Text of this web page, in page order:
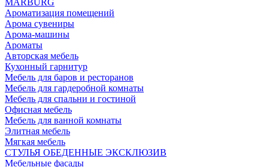
Ароматизация помещений
Арома сувениры
Арома-машины
Ароматы
Авторская мебель
Кухонный гарнитур
Мебель для баров и ресторанов
Мебель для гардеробной комнаты
Мебель для спальни и гостиной
Офисная мебель
Мебель для ванной комнаты
Элитная мебель
Мягкая мебель
СТУЛЬЯ ОБЕДЕННЫЕ ЭКСКЛЮЗИВ
Мебельные фасады